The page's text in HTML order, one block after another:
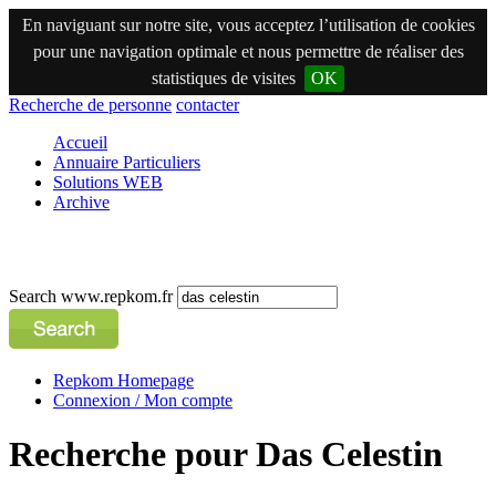
En naviguant sur notre site, vous acceptez l’utilisation de cookies
pour une navigation optimale et nous permettre de réaliser des
statistiques de visites
OK
Recherche de personne contacter
Accueil
Annuaire Particuliers
Solutions WEB
Archive
Search www.repkom.fr
Repkom Homepage
Connexion / Mon compte
Recherche pour Das Celestin